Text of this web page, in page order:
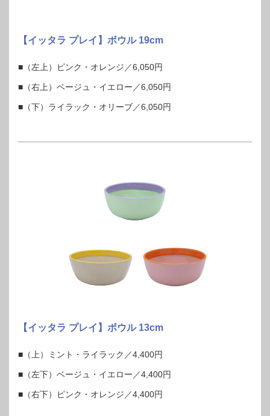
【イッタラ プレイ】ボウル 19cm
■（左上）ピンク・オレンジ／6,050円
■（右上）ベージュ・イエロー／6,050円
■（下）ライラック・オリーブ／6,050円
【イッタラ プレイ】ボウル 13cm
■（上）ミント・ライラック／4,400円
■（左下）ベージュ・イエロー／4,400円
■（右下）ピンク・オレンジ／4,400円